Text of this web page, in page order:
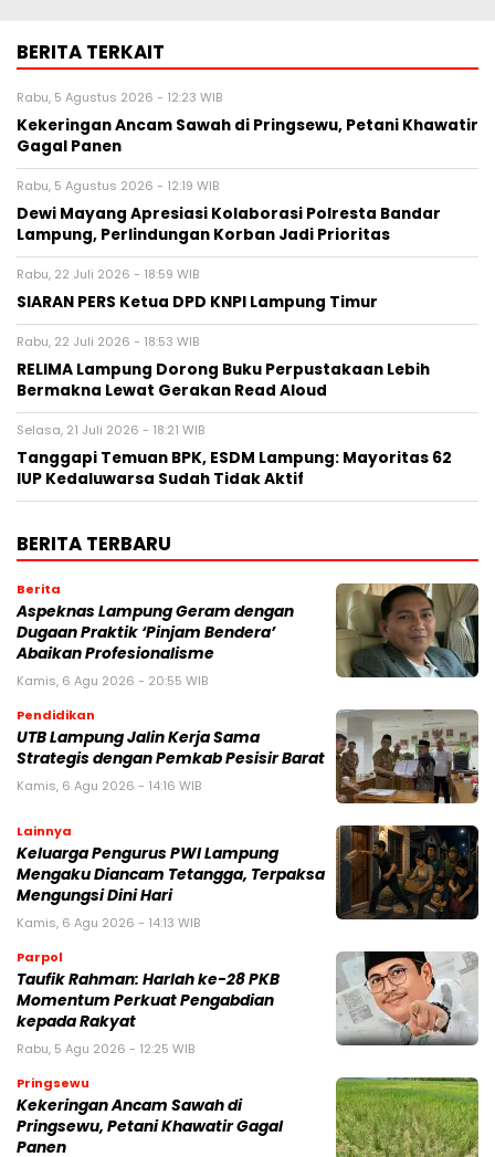
BERITA TERKAIT
Rabu, 5 Agustus 2026 - 12:23 WIB
Kekeringan Ancam Sawah di Pringsewu, Petani Khawatir
Gagal Panen
Rabu, 5 Agustus 2026 - 12:19 WIB
Dewi Mayang Apresiasi Kolaborasi Polresta Bandar
Lampung, Perlindungan Korban Jadi Prioritas
Rabu, 22 Juli 2026 - 18:59 WIB
SIARAN PERS Ketua DPD KNPI Lampung Timur
Rabu, 22 Juli 2026 - 18:53 WIB
RELIMA Lampung Dorong Buku Perpustakaan Lebih
Bermakna Lewat Gerakan Read Aloud
Selasa, 21 Juli 2026 - 18:21 WIB
Tanggapi Temuan BPK, ESDM Lampung: Mayoritas 62
IUP Kedaluwarsa Sudah Tidak Aktif
BERITA TERBARU
Berita
Aspeknas Lampung Geram dengan
Dugaan Praktik ‘Pinjam Bendera’
Abaikan Profesionalisme
Kamis, 6 Agu 2026 - 20:55 WIB
Pendidikan
UTB Lampung Jalin Kerja Sama
Strategis dengan Pemkab Pesisir Barat
Kamis, 6 Agu 2026 - 14:16 WIB
Lainnya
Keluarga Pengurus PWI Lampung
Mengaku Diancam Tetangga, Terpaksa
Mengungsi Dini Hari
Kamis, 6 Agu 2026 - 14:13 WIB
Parpol
Taufik Rahman: Harlah ke-28 PKB
Momentum Perkuat Pengabdian
kepada Rakyat
Rabu, 5 Agu 2026 - 12:25 WIB
Pringsewu
Kekeringan Ancam Sawah di
Pringsewu, Petani Khawatir Gagal
Panen